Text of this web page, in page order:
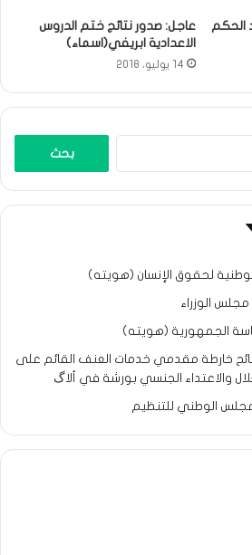
الحكم
عاجل: صدور نتائج ختم الدروس
اﻻعدادية ابريفي(اسماء)
14 يوليو، 2018
لحقوق الإنسان (هويته)
مجلس الوزراء
الجمهورية (هويته)
2 يشارك نتائح خارطة مقدمي خدمات العنف القائم على
والاعتداء الجنسي بورشة في ألاگ
الوطني للتنظيم